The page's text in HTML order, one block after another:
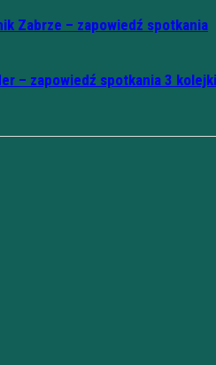
Zabrze – zapowiedź spotkania
– zapowiedź spotkania 3 kolejki